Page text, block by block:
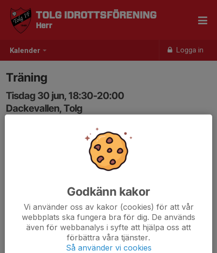
Kalender Logga in
TOLG IDROTTSFÖRENING
Herr
Träning
Tisdag 30 jun, 18:30-20:00
Dackevallen, Tolg
Godkänn kakor
Vi använder oss av kakor (cookies) för att vår
webbplats ska fungera bra för dig. De används
även för webbanalys i syfte att hjälpa oss att
förbättra våra tjänster.
Så använder vi cookies